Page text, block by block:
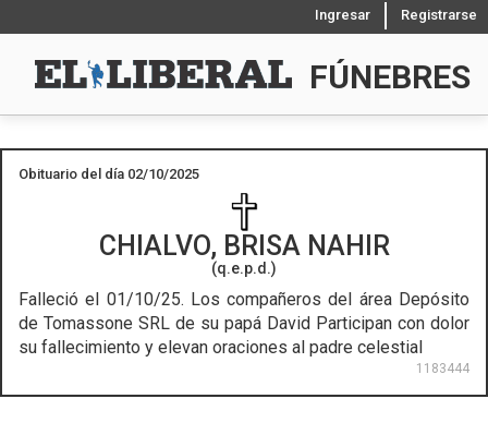
Ingresar Registrarse
FÚNEBRES
Obituario del día 02/10/2025
CHIALVO, BRISA NAHIR
(q.e.p.d.)
Falleció el 01/10/25. Los compañeros del área Depósito
de Tomassone SRL de su papá David Participan con dolor
su fallecimiento y elevan oraciones al padre celestial
1183444